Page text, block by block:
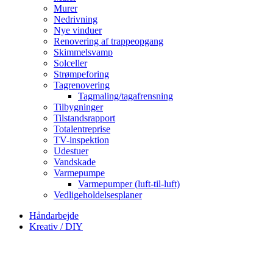
Murer
Nedrivning
Nye vinduer
Renovering af trappeopgang
Skimmelsvamp
Solceller
Strømpeforing
Tagrenovering
Tagmaling/tagafrensning
Tilbygninger
Tilstandsrapport
Totalentreprise
TV-inspektion
Udestuer
Vandskade
Varmepumpe
Varmepumper (luft-til-luft)
Vedligeholdelsesplaner
Håndarbejde
Kreativ / DIY